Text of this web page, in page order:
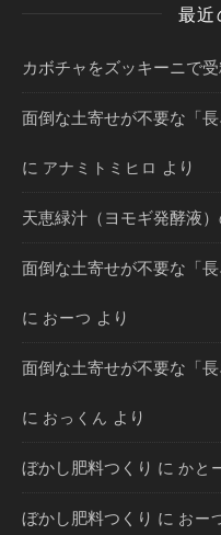
最近
カボチャをズッキーニで
面倒な土寄せが不要な「
に アナミトミヒロ より
天恵緑汁（ヨモギ発酵液
面倒な土寄せが不要な「
に おーつ より
面倒な土寄せが不要な「
に おっくん より
ぼかし肥料つくり に かと
ぼかし肥料つくり に おー